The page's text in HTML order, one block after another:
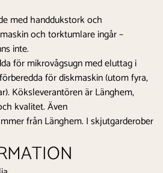
med handdukstork och
och torktumlare ingår –
inte.
för mikrovågsugn med eluttag i
för diskmaskin (utom fyra,
Köksleverantören är Länghem,
kvalitet. Även
från Länghem. I skjutgarderober